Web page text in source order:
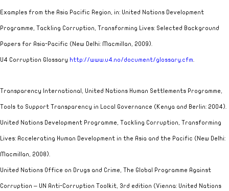
Examples from the Asia Pacific Region, in: United Nations Development
Programme, Tackling Corruption, Transforming Lives: Selected Background
Papers for Asia-Pacific (New Delhi: Macmillan, 2009).
U4 Corruption Glossary http://www.u4.no/document/glossary.cfm
Transparency International, United Nations Human Settlements Programme,
Tools to Support Transparency in Local Governance ( Kenya and Berlin: 2004).
United Nations Development Programme, Tackling Corruption, Transforming
Lives: Accelerating Human Development in the Asia and the Pacific (New Delhi:
Macmillan, 2008).
United Nations Office on Drugs and Crime, The Global Programme Against
Corruption – UN Anti-Corruption Toolkit, 3rd edition (Vienna: United Nations